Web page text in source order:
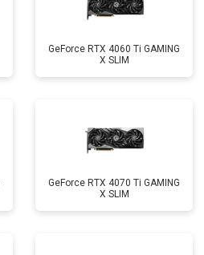
GeForce RTX 4060 Ti GAMING
X SLIM
GeForce RTX 4070 Ti GAMING
X SLIM